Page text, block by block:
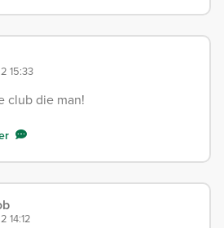
15:33
club die man!
14:12